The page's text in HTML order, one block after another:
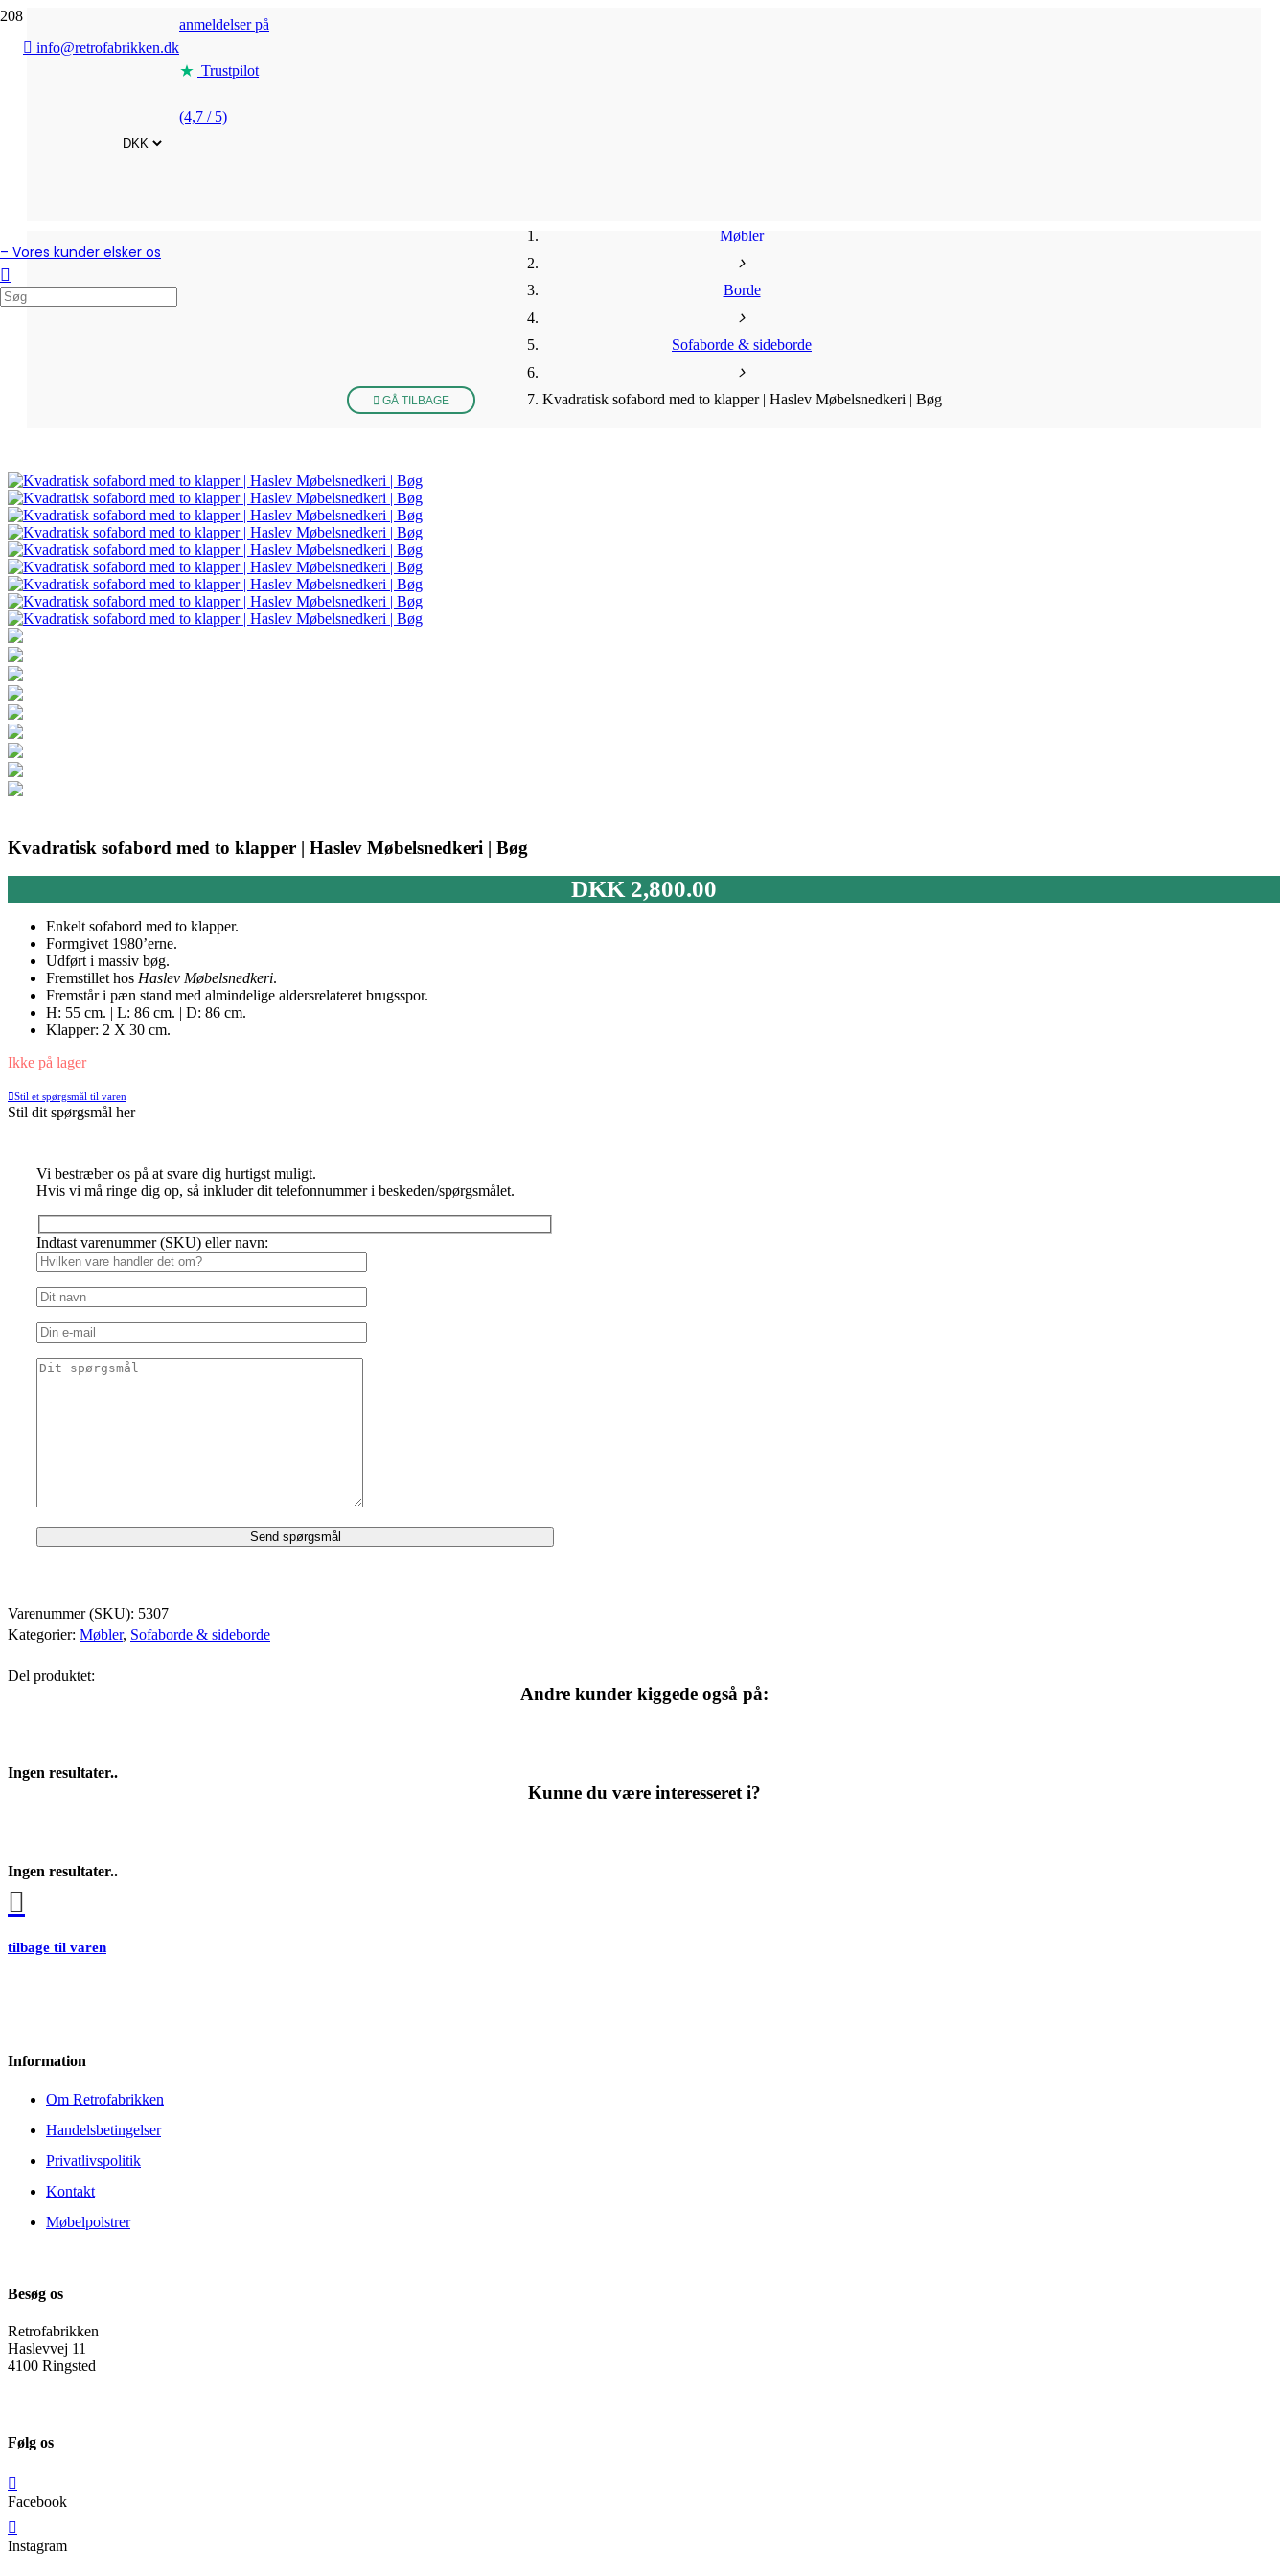
info@retrofabrikken.dk
anmeldelser på
Trustpilot
(4,7 / 5)
– Vores kunder elsker os
GÅ TILBAGE
Møbler
Borde
Sofaborde & sideborde
Kvadratisk sofabord med to klapper | Haslev Møbelsnedkeri | Bøg
Kvadratisk sofabord med to klapper | Haslev Møbelsnedkeri | Bøg
DKK2,800.00
Enkelt sofabord med to klapper.
Formgivet 1980’erne.
Udført i massiv bøg.
Fremstillet hos Haslev Møbelsnedkeri.
Fremstår i pæn stand med almindelige aldersrelateret brugsspor.
H: 55 cm. | L: 86 cm. | D: 86 cm.
Klapper: 2 X 30 cm.
Ikke på lager
Stil et spørgsmål til varen
Stil dit spørgsmål her
Vi bestræber os på at svare dig hurtigst muligt.
Hvis vi må ringe dig op, så inkluder dit telefonnummer i beskeden/spørgsmålet.
Indtast varenummer (SKU) eller navn:
Varenummer (SKU): 5307
Kategorier: Møbler, Sofaborde & sideborde
Del produktet:
Andre kunder kiggede også på:
Ingen resultater..
Kunne du være interesseret i?
Ingen resultater..
tilbage til varen
Information
Om Retrofabrikken
Handelsbetingelser
Privatlivspolitik
Kontakt
Møbelpolstrer
Besøg os
Retrofabrikken
Haslevvej 11
4100 Ringsted
Følg os
Facebook
Instagram